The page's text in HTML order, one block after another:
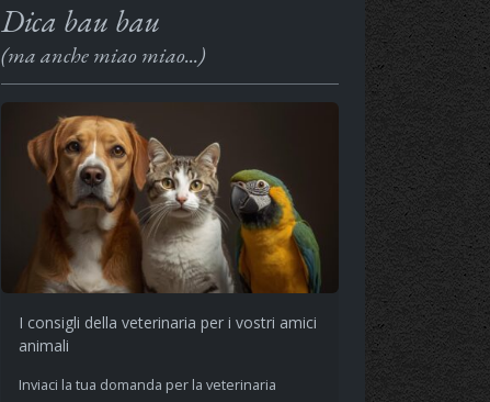
Dica bau bau
(ma anche miao miao...)
I consigli della veterinaria per i vostri amici
animali
Inviaci la tua domanda per la veterinaria